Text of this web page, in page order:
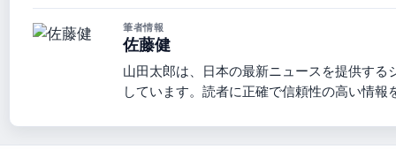
筆者情報
佐藤健
山田太郎は、日本の最新ニュースを提供す
しています。読者に正確で信頼性の高い情